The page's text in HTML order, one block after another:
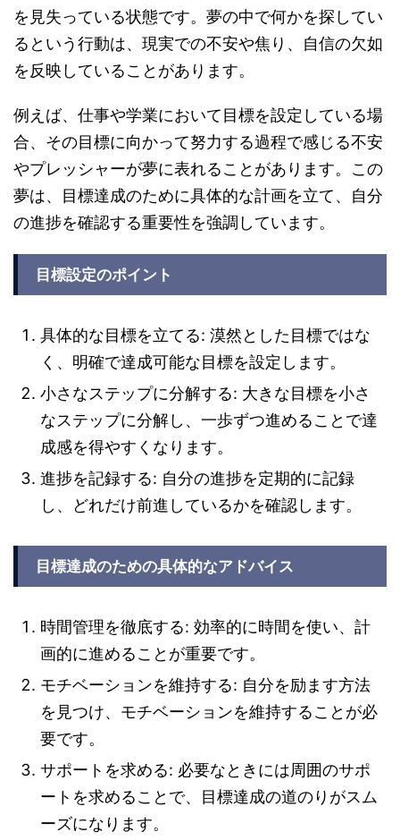
を見失っている状態です。夢の中で何かを探してい
るという行動は、現実での不安や焦り、自信の欠如
を反映していることがあります。
例えば、仕事や学業において目標を設定している場
合、その目標に向かって努力する過程で感じる不安
やプレッシャーが夢に表れることがあります。この
夢は、目標達成のために具体的な計画を立て、自分
の進捗を確認する重要性を強調しています。
目標設定のポイント
具体的な目標を立てる: 漠然とした目標ではな
く、明確で達成可能な目標を設定します。
小さなステップに分解する: 大きな目標を小さ
なステップに分解し、一歩ずつ進めることで達
成感を得やすくなります。
進捗を記録する: 自分の進捗を定期的に記録
し、どれだけ前進しているかを確認します。
目標達成のための具体的なアドバイス
時間管理を徹底する: 効率的に時間を使い、計
画的に進めることが重要です。
モチベーションを維持する: 自分を励ます方法
を見つけ、モチベーションを維持することが必
要です。
サポートを求める: 必要なときには周囲のサポ
ートを求めることで、目標達成の道のりがスム
ーズになります。